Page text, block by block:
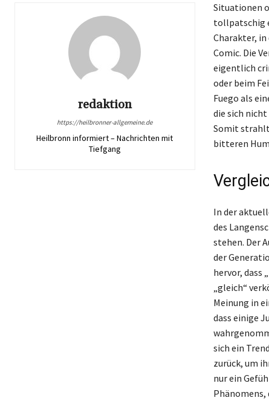
redaktion
https://heilbronner-allgemeine.de
Heilbronn informiert – Nachrichten mit
Tiefgang
Situationen
tollpatschig
Charakter, in
Comic. Die
eigentlich
oder beim
Fuego als
die sich
Somit strahlt
bitteren
In der
des
stehen. Der
der
hervor, dass
„gleich“
Meinung in
dass einige
sich ein
zurück, um
nur ein